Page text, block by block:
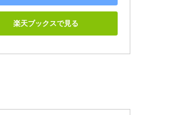
楽天ブックスで見る